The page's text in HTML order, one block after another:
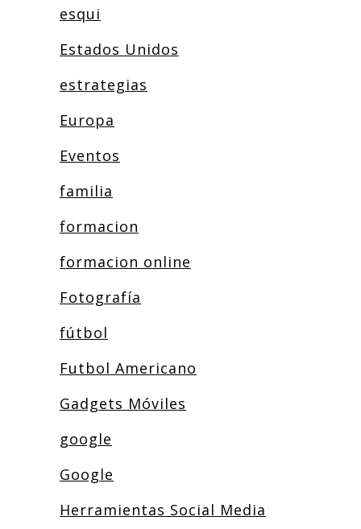
esqui
Estados Unidos
estrategias
Europa
Eventos
familia
formacion
formacion online
Fotografía
fútbol
Futbol Americano
Gadgets Móviles
google
Google
Herramientas Social Media